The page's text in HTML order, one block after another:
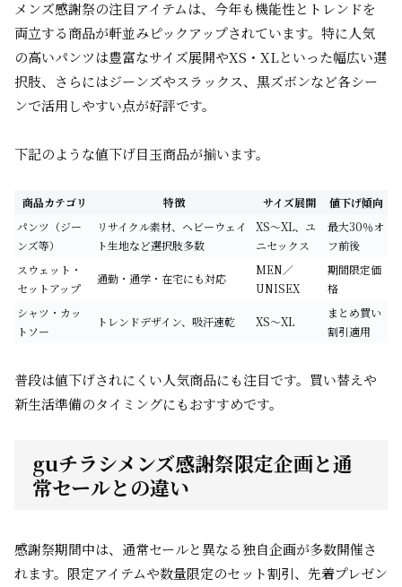
メンズ感謝祭の注目アイテムは、今年も機能性とトレンドを
両立する商品が軒並みピックアップされています。特に人気
の高いパンツは豊富なサイズ展開やXS・XLといった幅広い選
択肢、さらにはジーンズやスラックス、黒ズボンなど各シー
ンで活用しやすい点が好評です。
下記のような値下げ目玉商品が揃います。
商品カテゴリ 特徴 サイズ展開
値下げ傾向
パンツ（ジー
ンズ等）
リサイクル素材、ヘビーウェイ
ト生地など選択肢多数
XS～XL、ユ
ニセックス
最大30％オ
フ前後
スウェット・
セットアップ
通勤・通学・在宅にも対応
MEN／
UNISEX
期間限定価
格
シャツ・カッ
トソー
トレンドデザイン、吸汗速乾 XS～XL
まとめ買い
割引適用
普段は値下げされにくい人気商品にも注目です。買い替えや
新生活準備のタイミングにもおすすめです。
guチラシメンズ感謝祭限定企画と通
常セールとの違い
感謝祭期間中は、通常セールと異なる独自企画が多数開催さ
れます。限定アイテムや数量限定のセット割引、先着プレゼン